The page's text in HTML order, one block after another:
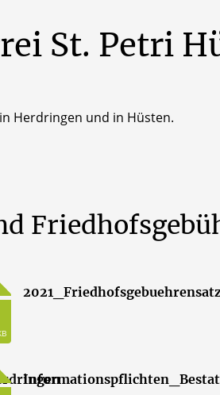
St. Petri
Herdringen und in Hüsten.